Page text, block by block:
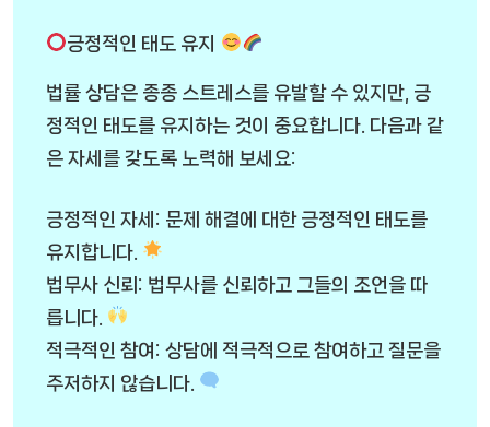
긍정적인 태도 유지
법률 상담은 종종 스트레스를 유발할 수 있지만, 긍
정적인 태도를 유지하는 것이 중요합니다. 다음과 같
은 자세를 갖도록 노력해 보세요:
긍정적인 자세: 문제 해결에 대한 긍정적인 태도를
유지합니다.
법무사 신뢰: 법무사를 신뢰하고 그들의 조언을 따
릅니다.
적극적인 참여: 상담에 적극적으로 참여하고 질문을
주저하지 않습니다.